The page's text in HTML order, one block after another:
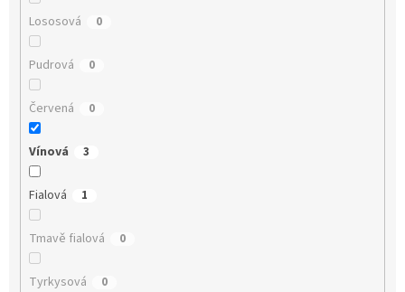
Lososová 0
Pudrová 0
Červená 0
Vínová 3
Fialová 1
Tmavě fialová 0
Tyrkysová 0